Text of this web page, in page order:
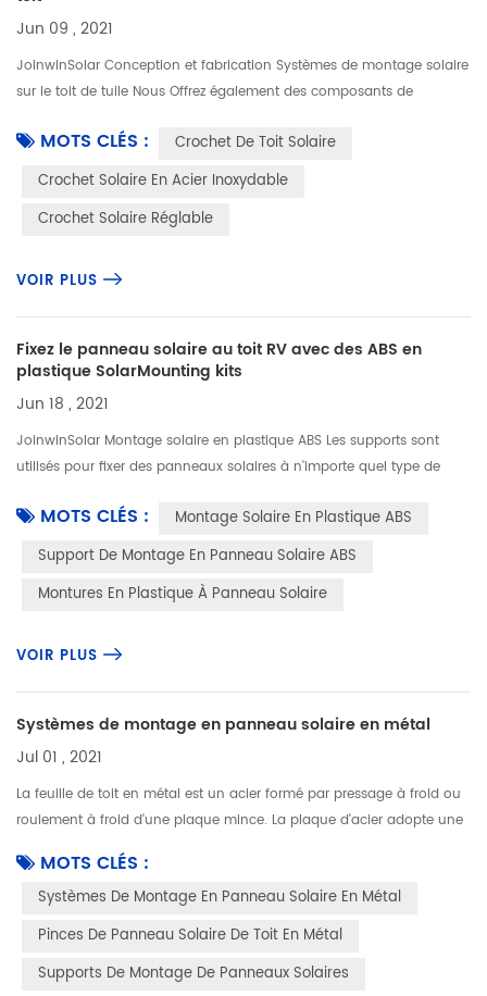
Jun 09 , 2021
JoinwinSolar Conception et fabrication Systèmes de montage solaire
sur le toit de tuile Nous Offrez également des composants de
est...MOTS CLÉS :
Crochet De Toit Solaire
Crochet Solaire En Acier Inoxydable
Crochet Solaire Réglable
VOIR PLUS
Fixez le panneau solaire au toit RV avec des ABS en
plastique SolarMounting kits
Jun 18 , 2021
JoinwinSolar Montage solaire en plastique ABS Les supports sont
utilisés pour fixer des panneaux solaires à n'importe quel type de
c... MOTS CLÉS :
Montage Solaire En Plastique ABS
Support De Montage En Panneau Solaire ABS
Montures En Plastique À Panneau Solaire
VOIR PLUS
Systèmes de montage en panneau solaire en métal
Jul 01 , 2021
La feuille de toit en métal est un acier formé par pressage à froid ou
roulement à froid d'une plaque mince. La plaque d'acier adopte une
MOTS CLÉS :
Systèmes De Montage En Panneau Solaire En Métal
Pinces De Panneau Solaire De Toit En Métal
Supports De Montage De Panneaux Solaires